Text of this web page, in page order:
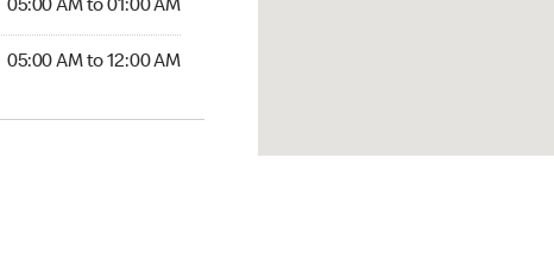
05:00 AM to 01:00 AM
05:00 AM to 12:00 AM